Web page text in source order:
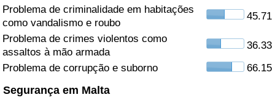
Problema de criminalidade em habitações
como vandalismo e roubo
45.71
Problema de crimes violentos como
assaltos à mão armada
36.33
Problema de corrupção e suborno
66.15
Segurança em Malta
Índice de poluição
Indicador de Poluição por País
Trânsito